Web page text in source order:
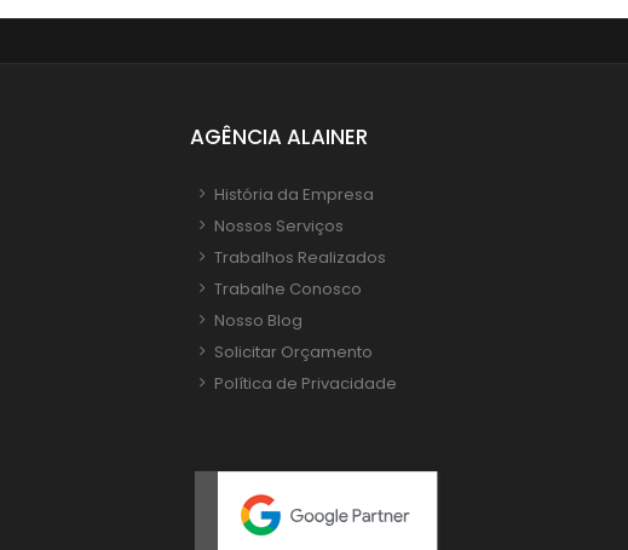
AGÊNCIA ALAINER
História da Empresa
Nossos Serviços
Trabalhos Realizados
Trabalhe Conosco
Nosso Blog
Solicitar Orçamento
Política de Privacidade